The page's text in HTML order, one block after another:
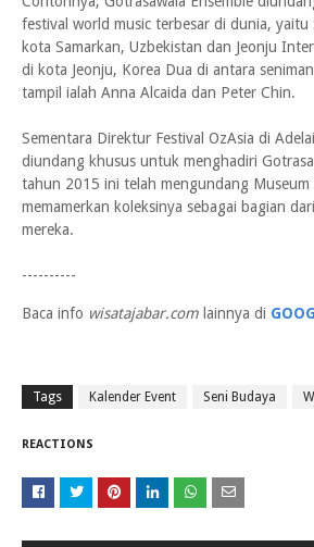
festival world music terbesar di dunia, yaitu
kota Samarkan, Uzbekistan dan Jeonju
di kota Jeonju, Korea Dua di antara
tampil ialah Anna Alcaida dan Peter Chin.
Sementara Direktur Festival OzAsia di
diundang khusus untuk menghadiri
tahun 2015 ini telah mengundang
memamerkan koleksinya sebagai bagian
mereka.
----------
Baca info wisatajabar.com lainnya di
Tags Kalender Event Seni Budaya
REACTIONS